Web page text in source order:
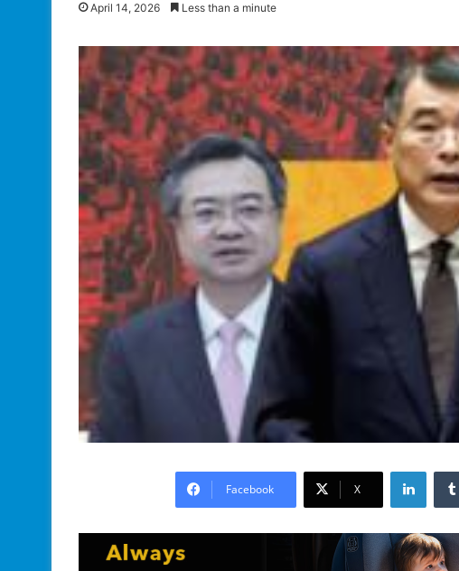
April 14, 2026 Less than a minute
Facebook X